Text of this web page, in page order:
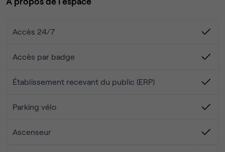
Équipé de salles de réunion et phonebooths
Vitré tout hauteur
Accueil
Disponibilité : Novembre 2026
Accès 24/7
Accès par badge
Établissement recevant du public (ERP)
Parking vélo
Ascenseur